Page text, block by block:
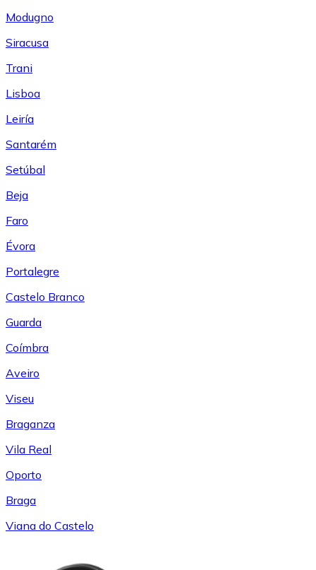
Modugno
Siracusa
Trani
Lisboa
Leiría
Santarém
Setúbal
Beja
Faro
Évora
Portalegre
Castelo Branco
Guarda
Coímbra
Aveiro
Viseu
Braganza
Vila Real
Oporto
Braga
Viana do Castelo